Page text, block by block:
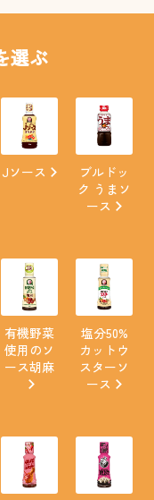
選ぶ
Jソース
ブルドッ
ク うまソ
ース
有機野菜
使用のソ
ース胡麻
塩分50%
カットウ
スターソ
ース